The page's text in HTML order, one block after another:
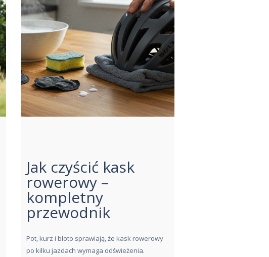
Jak czyścić kask
rowerowy –
kompletny
przewodnik
Pot, kurz i błoto sprawiają, że kask rowerowy
po kilku jazdach wymaga odświeżenia.